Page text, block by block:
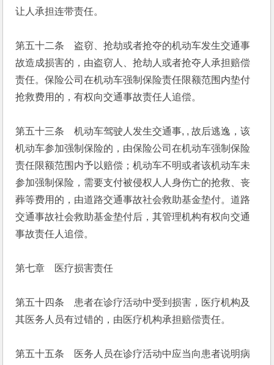
让人承担连带责任。
第五十二条　盗窃、抢劫或者抢夺的机动车发生交通事
故造成损害的，由盗窃人、抢劫人或者抢夺人承担赔偿
责任。保险公司在机动车强制保险责任限额范围内垫付
抢救费用的，有权向交通事故责任人追偿。
第五十三条　机动车驾驶人发生交通事, , 故后逃逸，该
机动车参加强制保险的，由保险公司在机动车强制保险
责任限额范围内予以赔偿；机动车不明或者该机动车未
参加强制保险，需要支付被侵权人人身伤亡的抢救、丧
葬等费用的，由道路交通事故社会救助基金垫付。道路
交通事故社会救助基金垫付后，其管理机构有权向交通
事故责任人追偿。
第七章　医疗损害责任
第五十四条　患者在诊疗活动中受到损害，医疗机构及
其医务人员有过错的，由医疗机构承担赔偿责任。
第五十五条　医务人员在诊疗活动中应当向患者说明病